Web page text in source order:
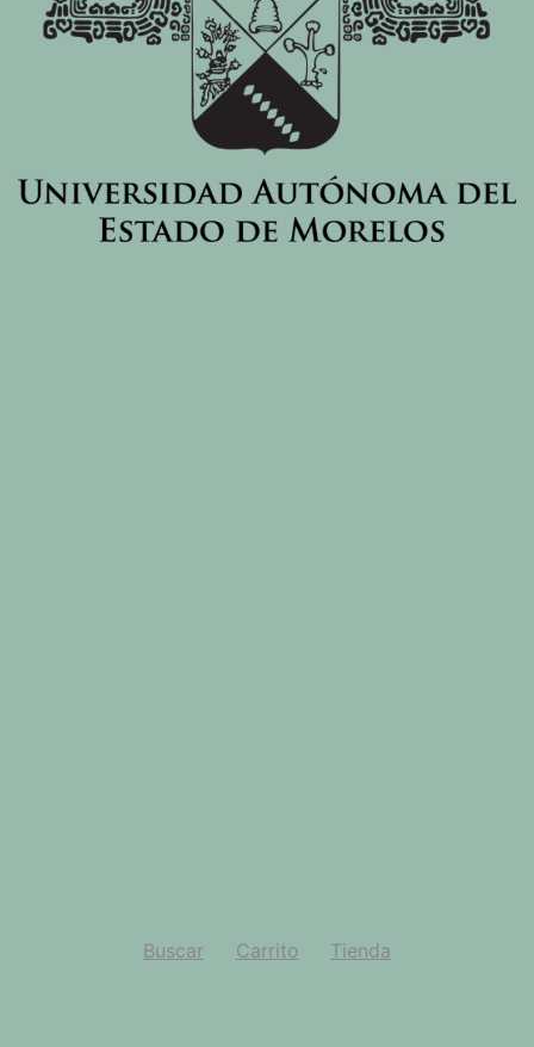
Buscar Carrito Tienda